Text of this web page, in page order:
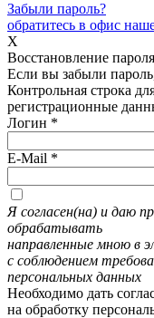
Забыли пароль?
обратитесь в офис
X
Восстановление пароля
Если вы забыли
Контрольная строка
регистрационные
Логин *
E-Mail *
Я согласен(на) и даю
обрабатывать
направленные мною в
с соблюдением
персональных данных
Необходимо дать
на обработку